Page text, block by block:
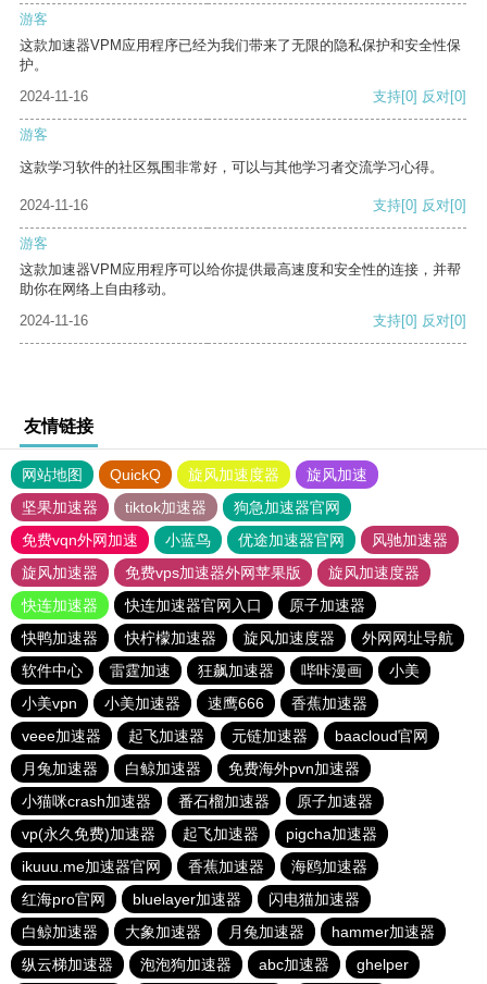
游客
这款加速器VPM应用程序已经为我们带来了无限的隐私保护和安全性保
护。
2024-11-16
支持[0] 反对[0]
游客
这款学习软件的社区氛围非常好，可以与其他学习者交流学习心得。
2024-11-16 支持[0] 反对[0]
游客
这款加速器VPM应用程序可以给你提供最高速度和安全性的连接，并帮
助你在网络上自由移动。
2024-11-16
支持[0] 反对[0]
友情链接
网站地图 QuickQ 旋风加速度器
旋风加速
坚果加速器
tiktok加速器
狗急加速器官网
免费vqn外网加速
小蓝鸟 优途加速器官网
风驰加速器
旋风加速器
免费vps加速器外网苹果版
旋风加速度器
快连加速器
快连加速器官网入口
原子加速器
快鸭加速器
快柠檬加速器 旋风加速度器
外网网址导航
软件中心
雷霆加速 狂飙加速器 哔咔漫画
小美
小美vpn
小美加速器 速鹰666
香蕉加速器
veee加速器
起飞加速器 元链加速器
baacloud官网
月兔加速器
白鲸加速器
免费海外pvn加速器
小猫咪crash加速器
番石榴加速器
原子加速器
vp(永久免费)加速器
起飞加速器
pigcha加速器
ikuuu.me加速器官网
香蕉加速器
海鸥加速器
红海pro官网
bluelayer加速器
闪电猫加速器
白鲸加速器
大象加速器 月兔加速器
hammer加速器
纵云梯加速器
泡泡狗加速器 abc加速器 ghelper